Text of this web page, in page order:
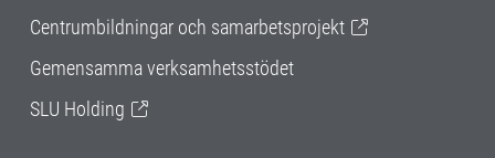
Centrumbildningar och samarbetsprojekt
Gemensamma verksamhetsstödet
SLU Holding